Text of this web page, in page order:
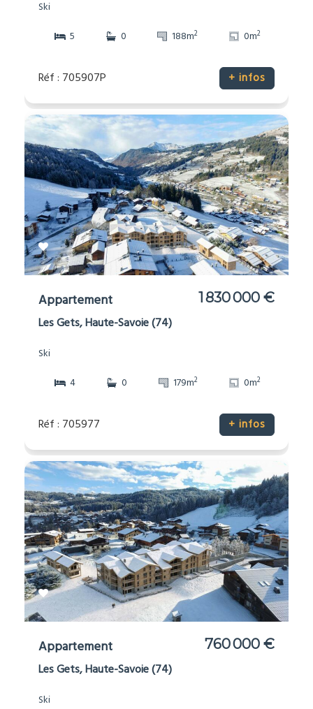
Ski
5
0 188m2 0m2
Réf : 705907P + infos
Appartement 1 830 000 €
Les Gets, Haute-Savoie (74)
Ski
4
0 179m2 0m2
Réf : 705977 + infos
Appartement 760 000 €
Les Gets, Haute-Savoie (74)
Ski